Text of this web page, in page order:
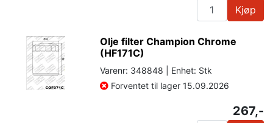
Kjøp
Olje filter Champion Chrome
(HF171C)
Varenr: 348848 | Enhet: Stk
Forventet til lager 15.09.2026
267,-